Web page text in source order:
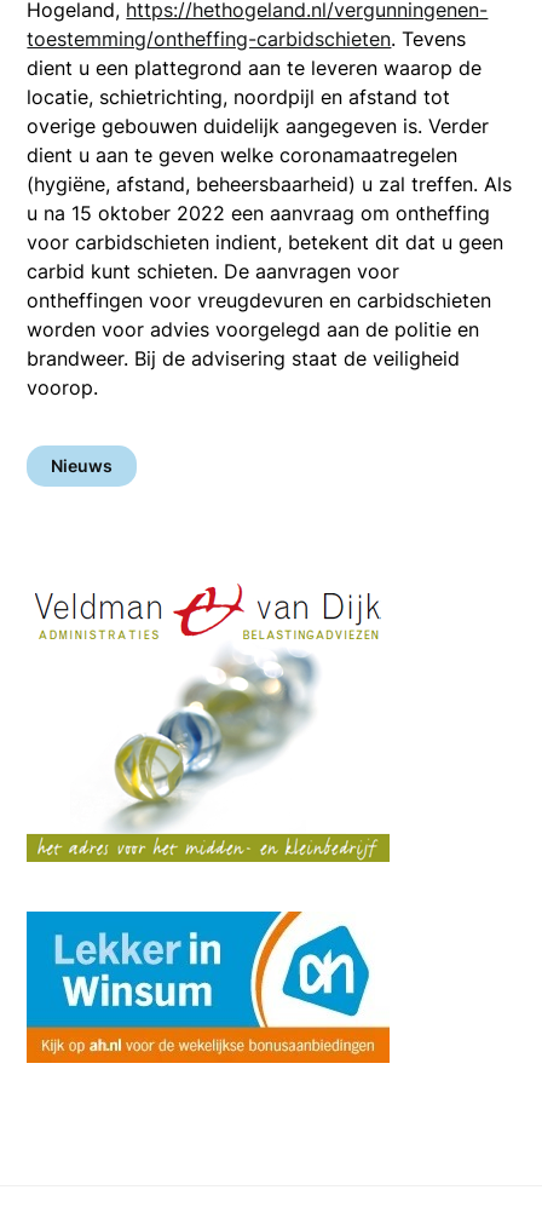
Hogeland, https://hethogeland.nl/vergunningenen-
toestemming/ontheffing-carbidschieten. Tevens
dient u een plattegrond aan te leveren waarop de
locatie, schietrichting, noordpijl en afstand tot
overige gebouwen duidelijk aangegeven is. Verder
dient u aan te geven welke coronamaatregelen
(hygiëne, afstand, beheersbaarheid) u zal treffen. Als
u na 15 oktober 2022 een aanvraag om ontheffing
voor carbidschieten indient, betekent dit dat u geen
carbid kunt schieten. De aanvragen voor
ontheffingen voor vreugdevuren en carbidschieten
worden voor advies voorgelegd aan de politie en
brandweer. Bij de advisering staat de veiligheid
voorop.
Nieuws